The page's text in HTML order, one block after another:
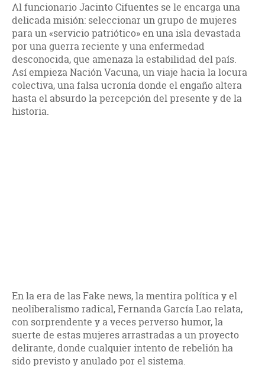
Al funcionario Jacinto Cifuentes se le encarga una
delicada misión: seleccionar un grupo de mujeres
para un «servicio patriótico» en una isla devastada
por una guerra reciente y una enfermedad
desconocida, que amenaza la estabilidad del país.
Así empieza Nación Vacuna, un viaje hacia la locura
colectiva, una falsa ucronía donde el engaño altera
hasta el absurdo la percepción del presente y de la
historia.
En la era de las Fake news, la mentira política y el
neoliberalismo radical, Fernanda García Lao relata,
con sorprendente y a veces perverso humor, la
suerte de estas mujeres arrastradas a un proyecto
delirante, donde cualquier intento de rebelión ha
sido previsto y anulado por el sistema.